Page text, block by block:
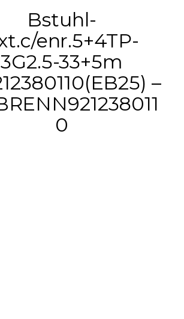
Bstuhl-
enr.5+4TP-
3G2.5-33+5m
–
0